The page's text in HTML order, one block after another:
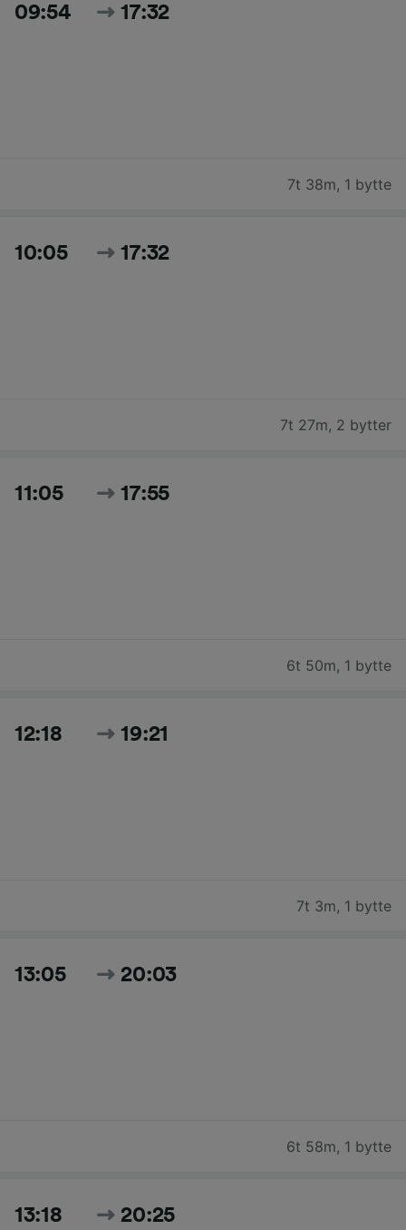
09:54 17:32
7t 38m, 1 bytte
10:05 17:32
7t 27m, 2 bytter
11:05 17:55
6t 50m, 1 bytte
12:18 19:21
7t 3m, 1 bytte
13:05 20:03
6t 58m, 1 bytte
13:18 20:25